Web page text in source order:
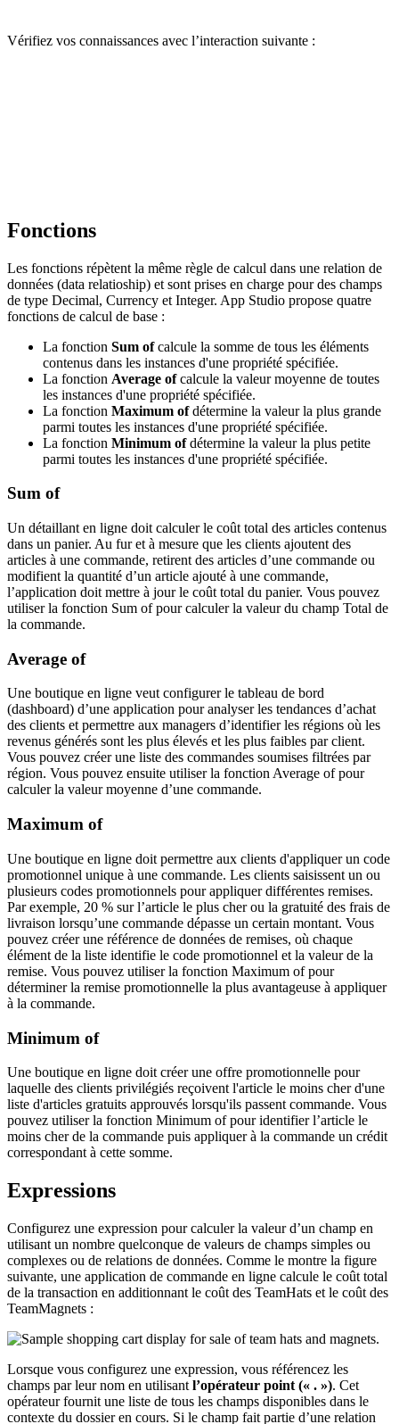
Vérifiez vos connaissances avec l’interaction suivante :
Fonctions
Les fonctions répètent la même règle de calcul dans une relation de
données (data relatioship) et sont prises en charge pour des champs
de type Decimal, Currency et Integer. App Studio propose quatre
fonctions de calcul de base :
La fonction Sum ofcalcule la somme de tous les éléments
contenus dans les instances d'une propriété spécifiée.
La fonction Average ofcalcule la valeur moyenne de toutes
les instances d'une propriété spécifiée.
La fonction Maximum ofdétermine la valeur la plus grande
parmi toutes les instances d'une propriété spécifiée.
La fonction Minimum ofdétermine la valeur la plus petite
parmi toutes les instances d'une propriété spécifiée.
Sum of
Un détaillant en ligne doit calculer le coût total des articles contenus
dans un panier. Au fur et à mesure que les clients ajoutent des
articles à une commande, retirent des articles d’une commande ou
modifient la quantité d’un article ajouté à une commande,
l’application doit mettre à jour le coût total du panier. Vous pouvez
utiliser la fonction Sum ofpour calculer la valeur du champ Total de
la commande.
Average of
Une boutique en ligne veut configurer le tableau de bord
(dashboard) d’une application pour analyser les tendances d’achat
des clients et permettre aux managers d’identifier les régions où les
revenus générés sont les plus élevés et les plus faibles par client.
Vous pouvez créer une liste des commandes soumises filtrées par
région. Vous pouvez ensuite utiliser la fonctionAverage ofpour
calculer la valeur moyenne d’une commande.
Maximum of
Une boutique en ligne doit permettre aux clients d'appliquer un code
promotionnel unique à une commande. Les clients saisissent un ou
plusieurs codes promotionnels pour appliquer différentes remises.
Par exemple, 20 % sur l’article le plus cher ou la gratuité des frais de
livraison lorsqu’une commande dépasse un certain montant. Vous
pouvez créer une référence de données de remises, où chaque
élément de la liste identifie le code promotionnel et la valeur de la
remise. Vous pouvez utiliser la fonction Maximum ofpour
déterminer la remise promotionnelle la plus avantageuse à appliquer
à la commande.
Minimum of
Une boutique en ligne doit créer une offre promotionnelle pour
laquelle des clients privilégiés reçoivent l'article le moins cher d'une
liste d'articles gratuits approuvés lorsqu'ils passent commande. Vous
pouvez utiliser la fonction Minimum ofpour identifier l’article le
moins cher de la commande puis appliquer à la commande un crédit
correspondant à cette somme.
Expressions
Configurez une expression pour calculer la valeur d’un champ en
utilisant un nombre quelconque de valeurs de champs simples ou
complexes ou de relations de données. Comme le montre la figure
suivante, une application de commande en ligne calcule le coût total
de la transaction en additionnant le coût des TeamHats et le coût des
TeamMagnets :
Lorsque vous configurez une expression, vous référencez les
champs par leur nom en utilisant l’opérateur point (« . »). Cet
opérateur fournit une liste de tous les champs disponibles dans le
contexte du dossier en cours. Si le champ fait partie d’une relation